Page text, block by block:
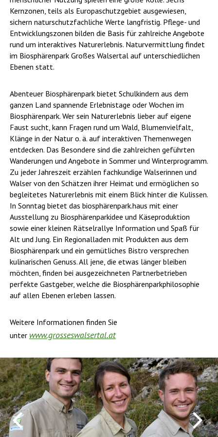
Kernzonen, teils als Europaschutzgebiet ausgewiesen,
sichern naturschutzfachliche Werte langfristig. Pflege- und
Entwicklungszonen bilden die Basis für zahlreiche Angebote
rund um interaktives Naturerlebnis. Naturvermittlung findet
im Biosphärenpark Großes Walsertal auf unterschiedlichen
Ebenen statt.
Abenteuer Biosphärenpark bietet Schulkindern aus dem
ganzen Land spannende Erlebnistage oder Wochen im
Biosphärenpark. Wer sein Naturerlebnis lieber auf eigene
Faust sucht, kann Fragen rund um Wald, Blumenvielfalt,
Klänge in der Natur o. ä. auf interaktiven Themenwegen
entdecken. Das Besondere sind die zahlreichen geführten
Wanderungen und Angebote in Sommer und Winterprogramm.
Zu jeder Jahreszeit erzählen fachkundige Walserinnen und
Walser von den Schätzen ihrer Heimat und ermöglichen so
begleitetes Naturerlebnis mit einem Blick hinter die Kulissen.
In Sonntag bietet das biosphärenpark.haus mit einer
Ausstellung zu Biosphärenparkidee und Käseproduktion
sowie einer kleinen Rätselrallye Information und Spaß für
Alt und Jung. Ein Regionalladen mit Produkten aus dem
Biosphärenpark und ein gemütliches Bistro versprechen
kulinarischen Genuss. All jene, die etwas länger bleiben
möchten, finden bei ausgezeichneten Partnerbetrieben
perfekte Gastgeber, welche die Biosphärenparkphilosophie
auf allen Ebenen erleben lassen.
Weitere Informationen finden Sie
unter www.grosseswalsertal.at